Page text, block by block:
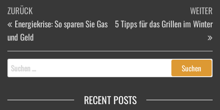
Beitragsnavigation
Vorheriger
Beitrag
ZURÜCK
Energiekrise: So sparen Sie Gas
und Geld
WEITER
5 Tipps für das Grillen im Winter
Suchen
nach:
RECENT POSTS